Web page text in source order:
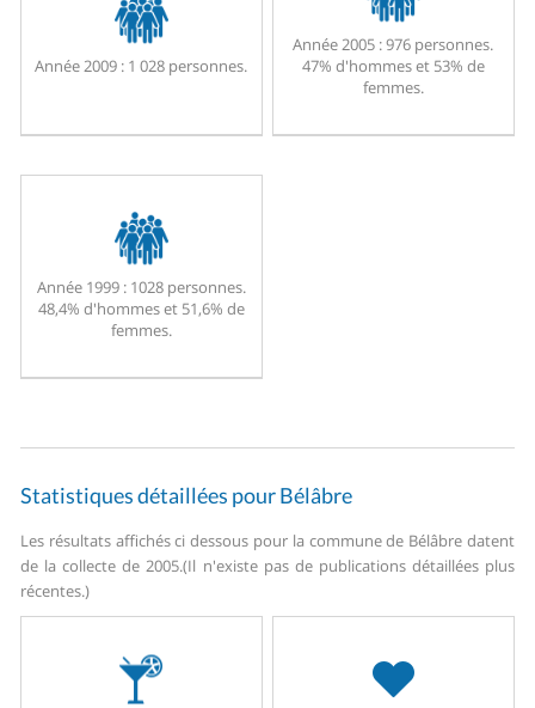
Année 2009 : 1 028 personnes.
Année 2005 :976 personnes.
47% d'hommes et 53% de
femmes.
Année 1999 :1028 personnes.
48,4% d'hommes et 51,6% de
femmes.
Statistiques détaillées pour Bélâbre
Les résultats affichés ci dessous pour la commune de Bélâbre datent
de la collecte de 2005.(Il n'existe pas de publications détaillées plus
récentes.)